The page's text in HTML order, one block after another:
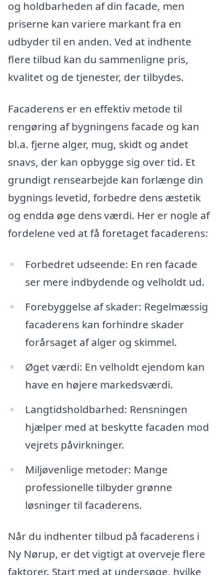
og holdbarheden af din facade, men
priserne kan variere markant fra en
udbyder til en anden. Ved at indhente
flere tilbud kan du sammenligne pris,
kvalitet og de tjenester, der tilbydes.
Facaderens er en effektiv metode til
rengøring af bygningens facade og kan
bl.a. fjerne alger, mug, skidt og andet
snavs, der kan opbygge sig over tid. Et
grundigt rensearbejde kan forlænge din
bygnings levetid, forbedre dens æstetik
og endda øge dens værdi. Her er nogle af
fordelene ved at få foretaget facaderens:
Forbedret udseende: En ren facade
ser mere indbydende og velholdt ud.
Forebyggelse af skader: Regelmæssig
facaderens kan forhindre skader
forårsaget af alger og skimmel.
Øget værdi: En velholdt ejendom kan
have en højere markedsværdi.
Langtidsholdbarhed: Rensningen
hjælper med at beskytte facaden mod
vejrets påvirkninger.
Miljøvenlige metoder: Mange
professionelle tilbyder grønne
løsninger til facaderens.
Når du indhenter tilbud på facaderens i
Ny Nørup, er det vigtigt at overveje flere
faktorer. Start med at undersøge, hvilke